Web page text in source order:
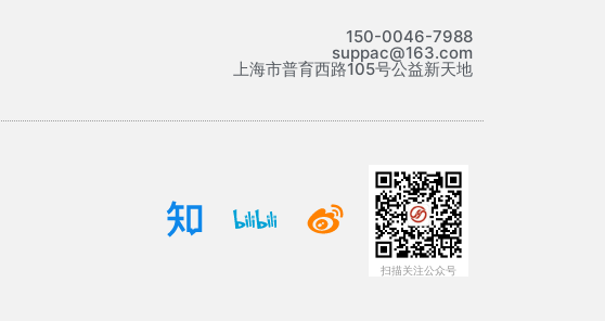
150-0046-7988
suppac@163.com
上海市普育西路105号公益新天地
扫描关注公众号